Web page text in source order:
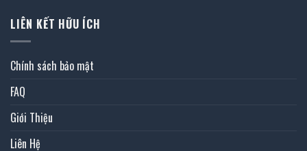
LIÊN KẾT HỮU ÍCH
Chính sách bảo mật
FAQ
Giới Thiệu
Liên Hệ